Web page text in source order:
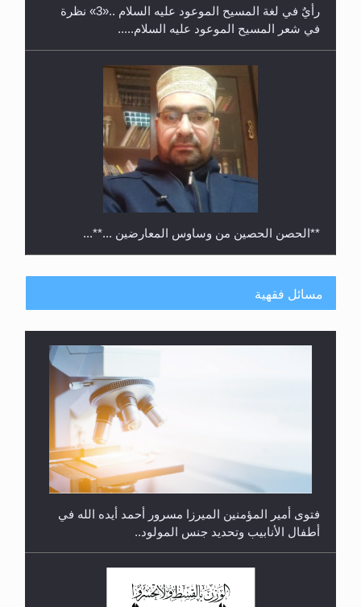
رأيٌ في لغة المسيح الموعود عليه السلام ..«3» نظرة
في شعر المسيح الموعود عليه السلام.....
**الحصن الحصين من وساوس المعارضين ...**...
مسائل فقهية
فتوى أمير المؤمنين الميرزا مسرور أحمد أيده الله في
أطفال الأنابيب وتحديد جنس المولود..